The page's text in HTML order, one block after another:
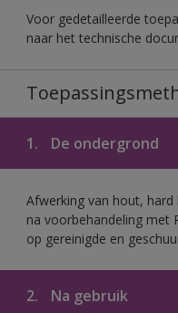
Voor gedetailleerde
naar het technische
1. De ondergrond
Afwerking van hout,
na voorbehandeling met
op gereinigde en
2. Na gebruik